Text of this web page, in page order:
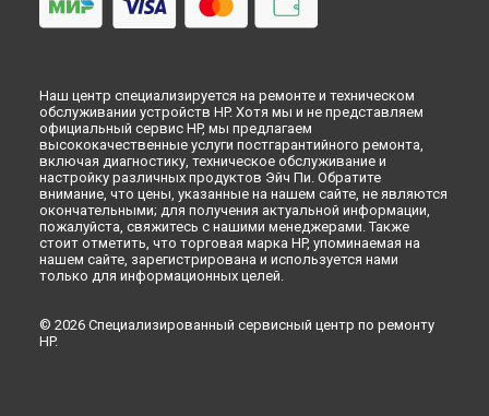
Наш центр специализируется на ремонте и техническом
обслуживании устройств HP. Хотя мы и не представляем
официальный сервис HP, мы предлагаем
высококачественные услуги постгарантийного ремонта,
включая диагностику, техническое обслуживание и
настройку различных продуктов Эйч Пи. Обратите
внимание, что цены, указанные на нашем сайте, не являются
окончательными; для получения актуальной информации,
пожалуйста, свяжитесь с нашими менеджерами. Также
стоит отметить, что торговая марка HP, упоминаемая на
нашем сайте, зарегистрирована и используется нами
только для информационных целей.
© 2026 Специализированный сервисный центр по ремонту
HP.